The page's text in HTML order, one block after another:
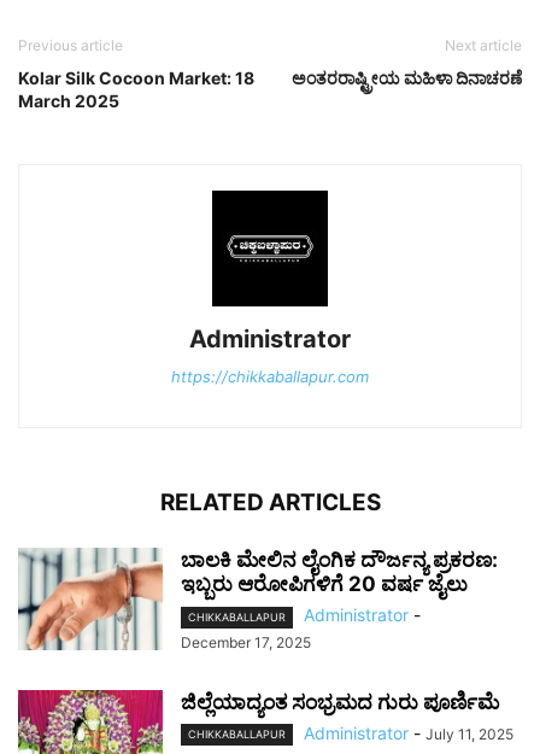
Previous article
Kolar Silk Cocoon Market: 18
March 2025
Next article
ಅಂತರರಾಷ್ಟ್ರೀಯ ಮಹಿಳಾ ದಿನಾಚರಣೆ
Administrator
https://chikkaballapur.com
RELATED ARTICLES
ಬಾಲಕಿ ಮೇಲಿನ ಲೈಂಗಿಕ ದೌರ್ಜನ್ಯ ಪ್ರಕರಣ:
ಇಬ್ಬರು ಆರೋಪಿಗಳಿಗೆ 20 ವರ್ಷ ಜೈಲು
CHIKKABALLAPUR Administrator -
December 17, 2025
ಜಿಲ್ಲೆಯಾದ್ಯಂತ ಸಂಭ್ರಮದ ಗುರು ಪೂರ್ಣಿಮೆ
CHIKKABALLAPUR Administrator - July 11, 2025